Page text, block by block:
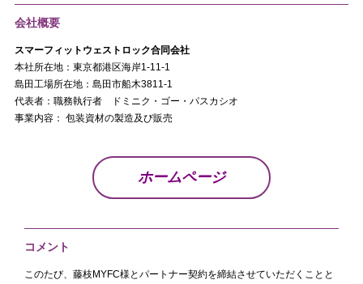
会社概要
スマーフィットウェストロック合同会社
本社所在地：東京都港区海岸1-11-1
島田工場所在地：島田市船木3811-1
代表者：職務執行者 ドミニク・ゴー・パスカシオ
事業内容： 包装資材の製造及び販売
ホームページ
コメント
このたび、藤枝MYFC様とパートナー契約を締結させていただくことと